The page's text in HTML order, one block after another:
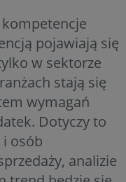
pojawiają się
w sektorze
stają się
wymagań
Dotyczy to
osób
analizie